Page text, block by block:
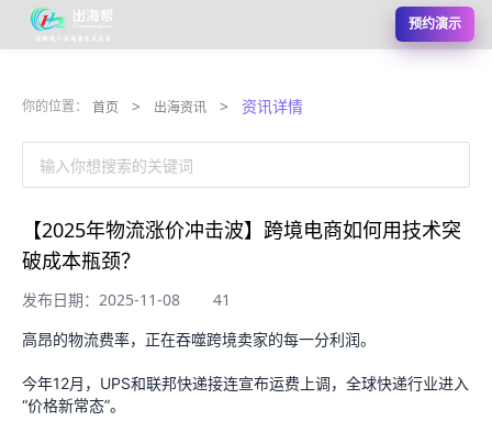
预约演示
你的位置： 首页 > 出海资讯 > 资讯详情
输入你想搜索的关键词
【2025年物流涨价冲击波】跨境电商如何用技术突
破成本瓶颈？
发布日期：2025-11-08 41
高昂的物流费率，正在吞噬跨境卖家的每一分利润。
今年12月，UPS和联邦快递接连宣布运费上调，全球快递行业进入
“价格新常态”。